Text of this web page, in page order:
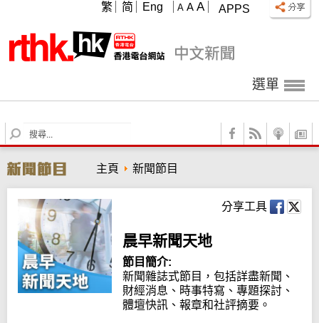
APPS
A A A
繁 简 Eng
選單
S
e
r
c
h
主頁 新聞節目
分享工具
晨早新聞天地
節目簡介:
新聞雜誌式節目，包括詳盡新聞、
財經消息、時事特寫、專題探討、
體壇快訊、報章和社評摘要。